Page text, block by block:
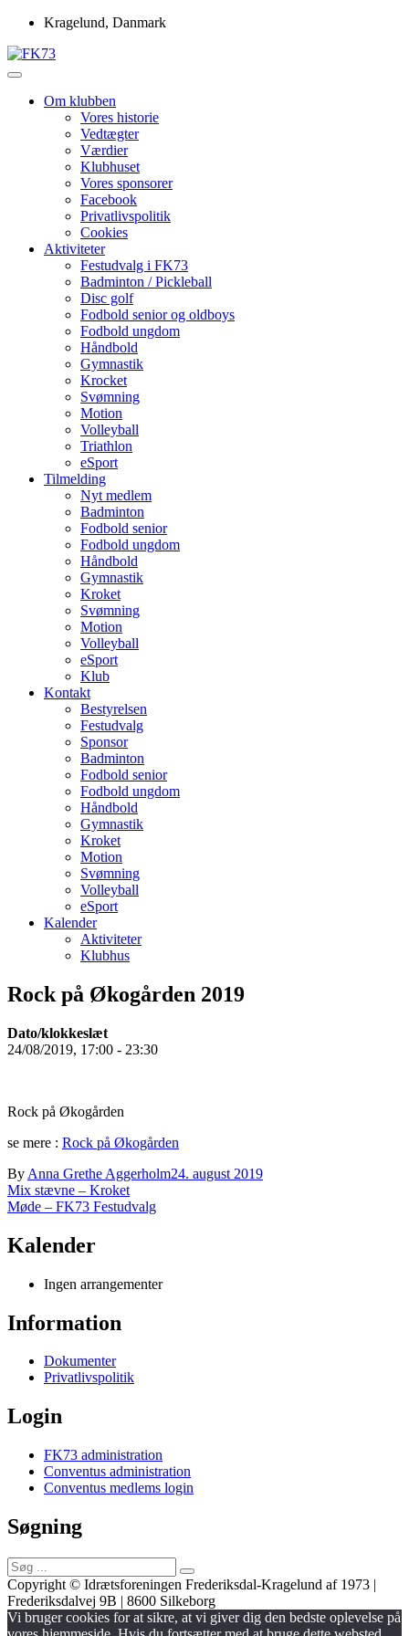
Skip
content
Kragelund, Danmark
FK73
Om klubben
Vores historie
Vedtægter
Værdier
Klubhuset
Vores sponsorer
Facebook
Privatlivspolitik
Cookies
Aktiviteter
Festudvalg i FK73
Badminton / Pickleball
Disc golf
Fodbold senior og oldboys
Fodbold ungdom
Håndbold
Gymnastik
Krocket
Svømning
Motion
Volleyball
Triathlon
eSport
Tilmelding
Nyt medlem
Badminton
Fodbold senior
Fodbold ungdom
Håndbold
Gymnastik
Kroket
Svømning
Motion
Volleyball
eSport
Klub
Kontakt
Bestyrelsen
Festudvalg
Sponsor
Badminton
Fodbold senior
Fodbold ungdom
Håndbold
Gymnastik
Kroket
Motion
Svømning
Volleyball
eSport
Kalender
Aktiviteter
Klubhus
Rock på Økogården 2019
Dato/klokkeslæt
24/08/2019, 17:00 - 23:30
Rock på Økogården
se mere : Rock på Økogården
By Anna Grethe Aggerholm24. august 2019
Indlægsnavigation
Mix stævne – Kroket
Møde – FK73 Festudvalg
Kalender
Ingen arrangementer
Information
Dokumenter
Privatlivspolitik
Login
FK73 administration
Conventus administration
Conventus medlems login
Søgning
Søg
efter:
Copyright © Idrætsforeningen Frederiksdal-Kragelund af 1973 |
Frederiksdalvej 9B | 8600 Silkeborg
Vi bruger cookies for at sikre, at vi giver dig den bedste oplevelse på